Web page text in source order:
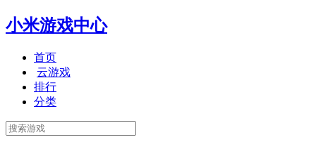
小米游戏中心
首页
云游戏
排行
分类